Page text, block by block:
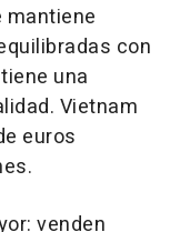
mantiene
con
una
Vietnam
euros
venden